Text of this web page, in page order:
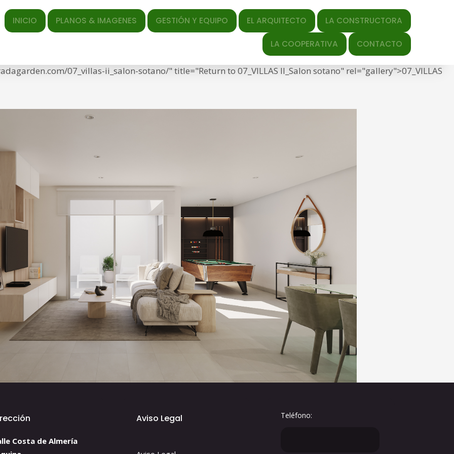
PLANOS & IMAGENES GESTIÓN Y EQUIPO EL ARQUITECTO LA CONSTRUCTORA
LA COOPERATIVA CONTACTO
sotano
</span> <span class="entry-date"><time class="entry-date" datetime="2022-01-
torrequebradagarden.com/wp-content/uploads/2022/01/07_VILLAS-II_Salon-sotano.jpg" title="Link
07_villas-ii_salon-sotano/" title="Return to 07_VILLAS II_Salon sotano" rel="gallery">07_VILLAS
Costa de Almería
Aviso Legal Teléfono: